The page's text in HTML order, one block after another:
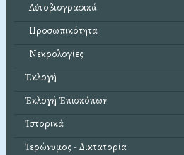
Αὐτοβιογραφικά
Προσωπικότητα
Νεκρολογίες
Ἐκλογή
Ἐκλογή Ἐπισκόπων
Ἱστορικά
Ἱερώνυμος - Δικτατορία